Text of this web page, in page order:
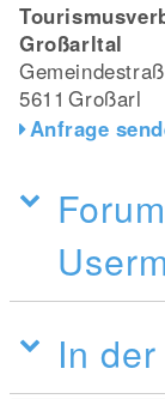
Großarltal
5611 Großarl
Anfrage
In